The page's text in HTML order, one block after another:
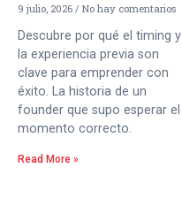
9 julio, 2026 No hay comentarios
Descubre por qué el timing y
la experiencia previa son
clave para emprender con
éxito. La historia de un
founder que supo esperar el
momento correcto.
Read More »